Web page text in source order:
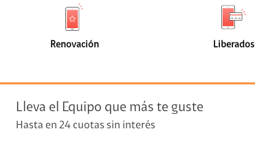
+ Telefonía
streaming
de
faceta
Renovación
(2)
faceta
Liberados
Lleva el Equipo que más te guste
Hasta en 24 cuotas sin interés